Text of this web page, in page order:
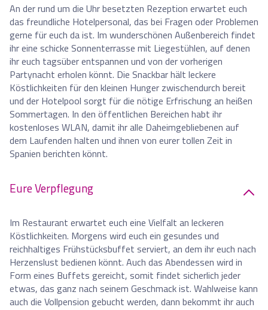
An der rund um die Uhr besetzten Rezeption erwartet euch
das freundliche Hotelpersonal, das bei Fragen oder Problemen
gerne für euch da ist. Im wunderschönen Außenbereich findet
ihr eine schicke Sonnenterrasse mit Liegestühlen, auf denen
ihr euch tagsüber entspannen und von der vorherigen
Partynacht erholen könnt. Die Snackbar hält leckere
Köstlichkeiten für den kleinen Hunger zwischendurch bereit
und der Hotelpool sorgt für die nötige Erfrischung an heißen
Sommertagen. In den öffentlichen Bereichen habt ihr
kostenloses WLAN, damit ihr alle Daheimgebliebenen auf
dem Laufenden halten und ihnen von eurer tollen Zeit in
Spanien berichten könnt.
Eure Verpflegung
Im Restaurant erwartet euch eine Vielfalt an leckeren
Köstlichkeiten. Morgens wird euch ein gesundes und
reichhaltiges Frühstücksbuffet serviert, an dem ihr euch nach
Herzenslust bedienen könnt. Auch das Abendessen wird in
Form eines Buffets gereicht, somit findet sicherlich jeder
etwas, das ganz nach seinem Geschmack ist. Wahlweise kann
auch die Vollpension gebucht werden, dann bekommt ihr auch